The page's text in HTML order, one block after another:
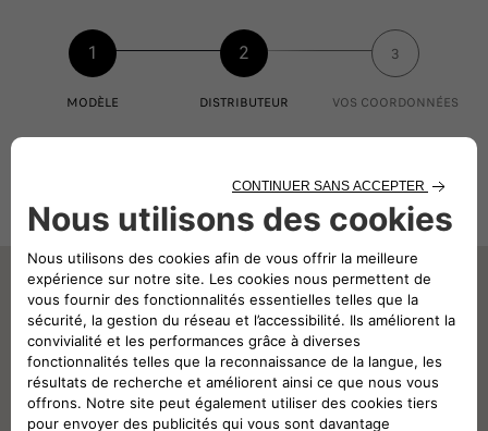
1
MODÈLE
2
DISTRIBUTEUR
3
VOS COORDONNÉES
Sélectionnez un de nos distributeurs
Rechercher par code postal, ville ou adresse